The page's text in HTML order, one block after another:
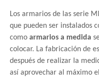
Los armarios de las serie
que pueden ser instalados
como armarios a medida
colocar. La fabricación de
después de realizar la
así aprovechar al máximo